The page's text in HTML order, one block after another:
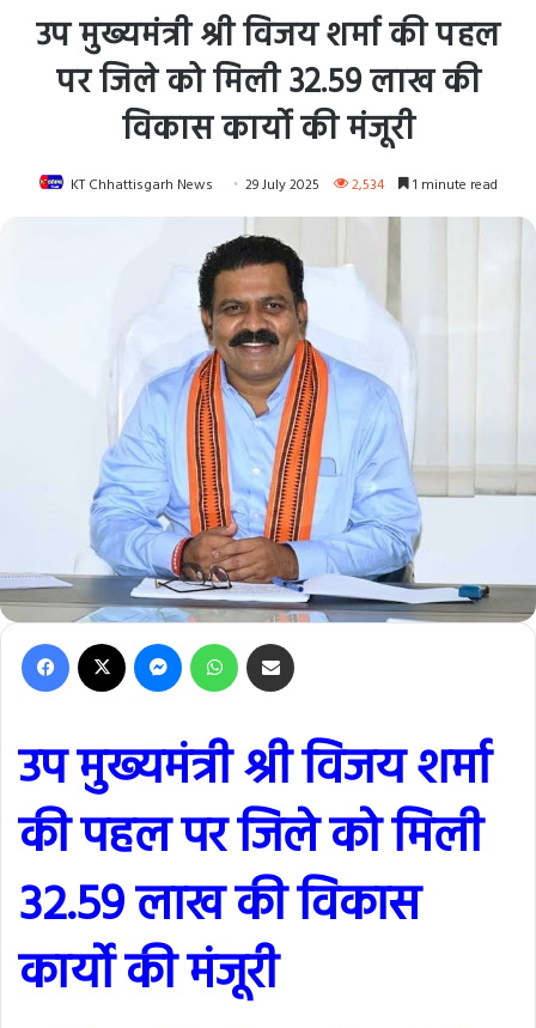
उप मुख्यमंत्री श्री विजय शर्मा की पहल
पर जिले को मिली 32.59 लाख की
विकास कार्यो की मंजूरी
KT Chhattisgarh News 29 July 2025 2,534 1 minute read
Facebook Messenger WhatsApp
उप मुख्यमंत्री श्री विजय शर्मा
की पहल पर जिले को मिली
32.59 लाख की विकास
कार्यो की मंजूरी